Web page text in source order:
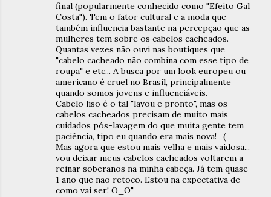
final (popularmente conhecido como "Efeito Gal
Costa"). Tem o fator cultural e a moda que
também influencia bastante na percepção que as
mulheres tem sobre os cabelos cacheados.
Quantas vezes não ouvi nas boutiques que
"cabelo cacheado não combina com esse tipo de
roupa" e etc... A busca por um look europeu ou
americano é cruel no Brasil, principalmente
quando somos jovens e influenciáveis.
Cabelo liso é o tal "lavou e pronto", mas os
cabelos cacheados precisam de muito mais
cuidados pós-lavagem do que muita gente tem
paciência, tipo eu quando era mais nova! =(
Mas agora que estou mais velha e mais vaidosa...
vou deixar meus cabelos cacheados voltarem a
reinar soberanos na minha cabeça. Já tem quase
1 ano que não retoco. Estou na expectativa de
como vai ser! O_O"